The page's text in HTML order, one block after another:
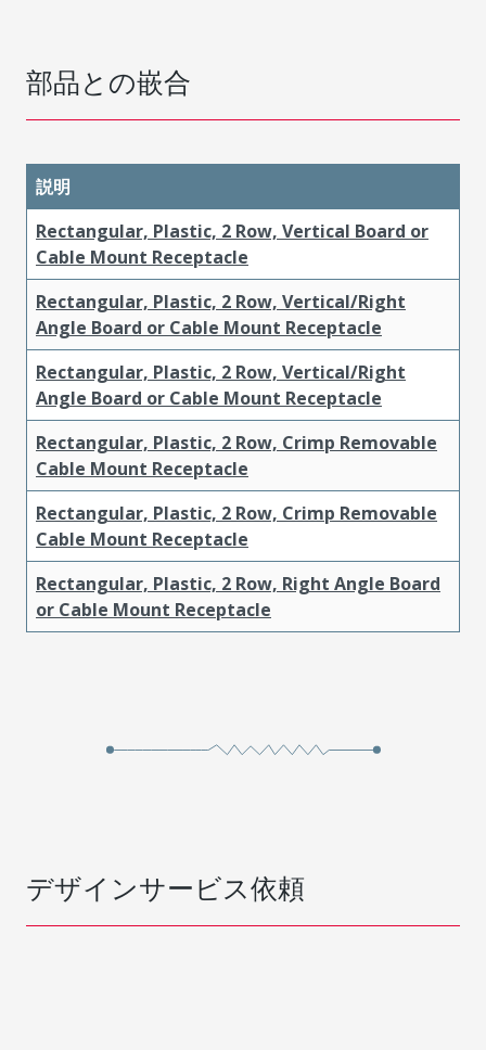
部品との嵌合
説明
Rectangular, Plastic, 2 Row, Vertical Board or
Cable Mount Receptacle
Rectangular, Plastic, 2 Row, Vertical/Right
Angle Board or Cable Mount Receptacle
Rectangular, Plastic, 2 Row, Vertical/Right
Angle Board or Cable Mount Receptacle
Rectangular, Plastic, 2 Row, Crimp Removable
Cable Mount Receptacle
Rectangular, Plastic, 2 Row, Crimp Removable
Cable Mount Receptacle
Rectangular, Plastic, 2 Row, Right Angle Board
or Cable Mount Receptacle
デザインサービス依頼